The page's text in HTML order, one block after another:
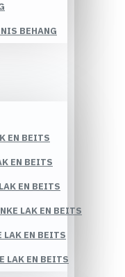
BEHANG
EN BEITS
EN BEITS
EN BEITS
LAK EN BEITS
LAK EN BEITS
LAK EN BEITS